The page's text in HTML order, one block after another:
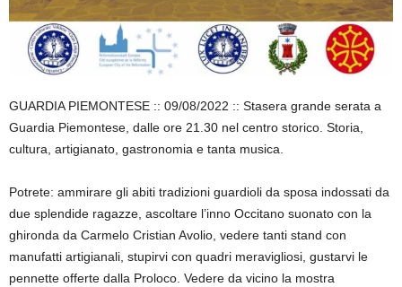
GUARDIA PIEMONTESE :: 09/08/2022 :: Stasera grande serata a
Guardia Piemontese, dalle ore 21.30 nel centro storico. Storia,
cultura, artigianato, gastronomia e tanta musica.
Potrete: ammirare gli abiti tradizioni guardioli da sposa indossati da
due splendide ragazze, ascoltare l’inno Occitano suonato con la
ghironda da Carmelo Cristian Avolio, vedere tanti stand con
manufatti artigianali, stupirvi con quadri meravigliosi, gustarvi le
pennette offerte dalla Proloco. Vedere da vicino la mostra